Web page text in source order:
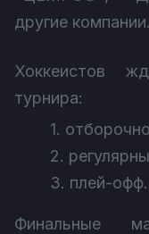
другие компании.
Хоккеистов
турнира:
1.
2.
3. плей-офф.
Финальные